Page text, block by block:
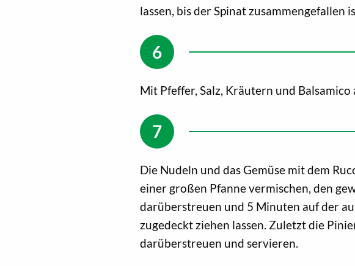
lassen, bis der Spinat zusammengefallen
Mit Pfeffer, Salz, Kräutern und Balsamico
Die Nudeln und das Gemüse mit dem
einer großen Pfanne vermischen, den
darüberstreuen und 5 Minuten auf der
zugedeckt ziehen lassen. Zuletzt die
darüberstreuen und servieren.